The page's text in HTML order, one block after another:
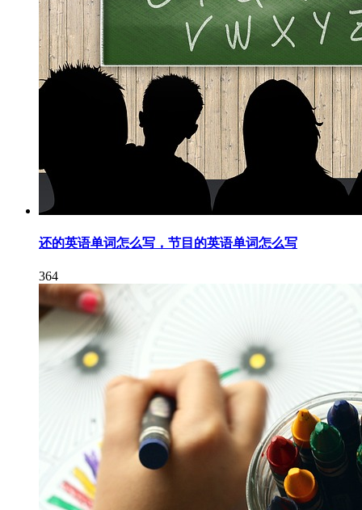
还的英语单词怎么写，节目的英语单词怎么写
364